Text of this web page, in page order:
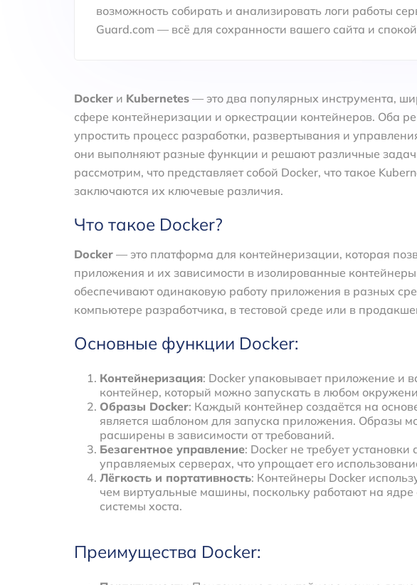
возможность собирать и анализировать логи работы
Guard.com — всё для сохранности вашего сайта и
Docker и Kubernetes — это два популярных инструмента,
сфере контейнеризации и оркестрации контейнеров. Оба
упростить процесс разработки, развертывания и
они выполняют разные функции и решают различные
рассмотрим, что представляет собой Docker, что такое
заключаются их ключевые различия.
Что такое Docker?
Docker — это платформа для контейнеризации, которая
приложения и их зависимости в изолированные
обеспечивают одинаковую работу приложения в разных
компьютере разработчика, в тестовой среде или в
Основные функции Docker:
Контейнеризация: Docker упаковывает приложение и
контейнер, который можно запускать в любом
Образы Docker: Каждый контейнер создаётся на
является шаблоном для запуска приложения. Образы
расширены в зависимости от требований.
Безагентное управление: Docker не требует установки
управляемых серверах, что упрощает его
Лёгкость и портативность: Контейнеры Docker
чем виртуальные машины, поскольку работают на
системы хоста.
Преимущества Docker: